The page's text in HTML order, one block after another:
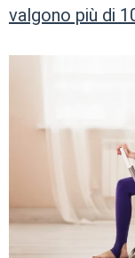
valgono più di